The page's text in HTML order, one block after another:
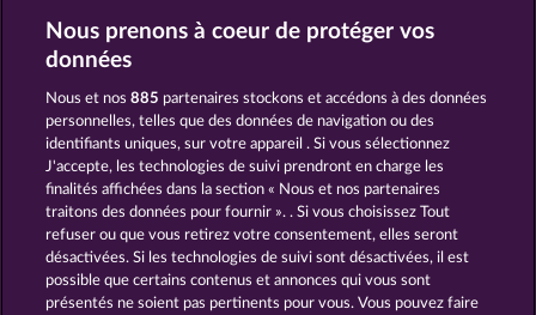
Golden Ei of Moorhuhn Black Beauty
Nous prenons à coeur de protéger vos
données
Nous et nos885 partenaires stockons et accédons à des données
personnelles, telles que des données de navigation ou des
identifiants uniques, sur votre appareil . Si vous sélectionnez
J'accepte, les technologies de suivi prendront en charge les
finalités affichées dans la section « Nous et nos partenaires
traitons des données pour fournir ». . Si vous choisissez Tout
refuser ou que vous retirez votre consentement, elles seront
désactivées. Si les technologies de suivi sont désactivées, il est
possible que certains contenus et annonces qui vous sont
présentés ne soient pas pertinents pour vous. Vous pouvez faire